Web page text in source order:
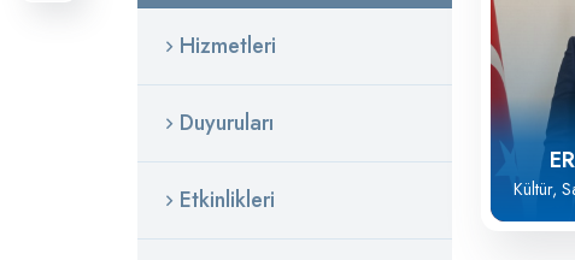
Hizmetleri
Duyuruları
Etkinlikleri Kültür,